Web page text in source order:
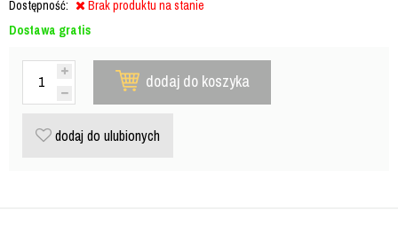
Dostępność:
Brak produktu na stanie
Dostawa gratis
dodaj do koszyka
dodaj do ulubionych